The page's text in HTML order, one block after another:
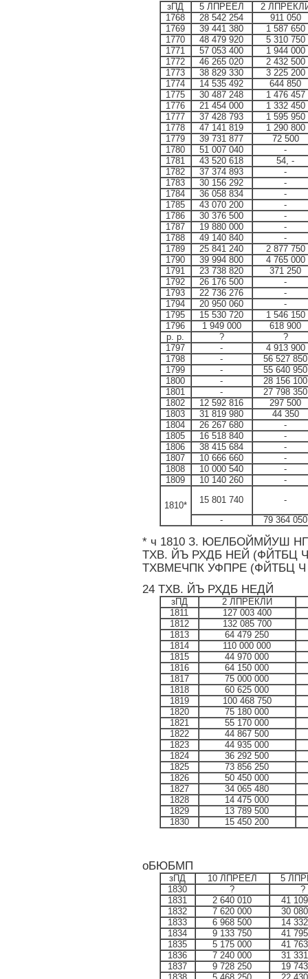
зПД 5 ЛПРЕЕЛ
2
1768
28 542 254
911 050
1769
39 441 380
1 587 650
1770
48 479 920
5 310 750
1771
57 053 400
1 944 000
1772
46 265 020
2 432 500
1773
38 829 330
3 225 200
1774
14 535 492
644 850
1775
30 487 248
1 476 457
1776
21 454 000
1 332 450
1777
37 428 793
1 595 950
1778
47 141 819
1 290 800
1779
39 731 877
72 500
1780
51 007 040
-
1781
43 520 618
54, -
1782
37 374 893
-
1783
30 156 292
-
1784
36 058 834
-
1785
43 070 200
-
1786
30 376 500
-
1787
19 880 000
-
1788
49 140 840
-
1789
25 841 240
2 877 750
1790
39 994 800
4 765 000
1791
23 738 820
371 250
1792
26 176 500
-
1793
22 736 276
-
1794
20 950 060
-
1795
15 530 720
1 546 150
1796
1 949 000
618 900
р. р.
?
?
1797
-
4 913 900
1798
-
56 527 850
1799
-
55 640 950
1800
-
28 156 100
1801
-
27 798 350
1802
12 592 816
297 500
1803
31 819 980
44 350
1804
26 267 680
-
1805
16 518 840
-
1806
38 415 684
-
1807
10 666 660
-
1808
10 000 540
-
1809
10 140 260 -
1810*
15 801 740
-
-
79 364 050
* ч 1810 З. ЮЕЛБОЙМЙУШ
ТХВ. ЙЪ РХДБ НЕЙ (ФЙТБЦ
ТХВМЕЧПК УФПРЕ (ФЙТБЦ
24 ТХВ. ЙЪ РХДБ НЕДЙ
зПД
2 ЛПРЕКЛЙ
1811
127 003 400
1812
132 085 700
1813
64 479 250
1814
110 000 000
1815
44 970 000
1816
64 150 000
1817
75 000 000
1818
60 625 000
1819
100 468 750
1820
75 180 000
1821
55 170 000
1822
44 867 500
1823
44 935 000
1824
36 292 500
1825
73 856 250
1826
50 450 000
1827
34 065 480
1828
14 475 000
1829
13 789 500
1830
15 450 200
оБЮБМП
зПД 10 ЛПРЕЕЛ
5
1830
?
?
1831
2 640 010
41
1832
7 620 000
30
1833
6 968 500
14
1834
9 133 750
41
1835
5 175 000
41
1836
7 240 000
31
1837
9 728 250
19